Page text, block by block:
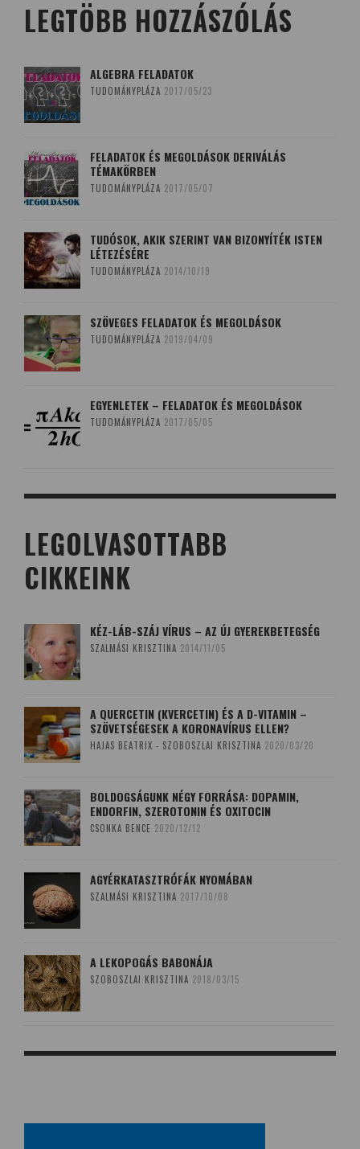
LEGTÖBB HOZZÁSZÓLÁS
ALGEBRA FELADATOK
TUDOMÁNYPLÁZA 2017/05/23
FELADATOK ÉS MEGOLDÁSOK DERIVÁLÁS
TÉMAKÖRBEN
TUDOMÁNYPLÁZA 2017/05/07
TUDÓSOK, AKIK SZERINT VAN BIZONYÍTÉK ISTEN
LÉTEZÉSÉRE
TUDOMÁNYPLÁZA 2014/10/19
SZÖVEGES FELADATOK ÉS MEGOLDÁSOK
TUDOMÁNYPLÁZA 2019/04/09
EGYENLETEK – FELADATOK ÉS MEGOLDÁSOK
TUDOMÁNYPLÁZA 2017/05/05
LEGOLVASOTTABB
CIKKEINK
KÉZ-LÁB-SZÁJ VÍRUS – AZ ÚJ GYEREKBETEGSÉG
SZALMÁSI KRISZTINA 2014/11/05
A QUERCETIN (KVERCETIN) ÉS A D-VITAMIN –
SZÖVETSÉGESEK A KORONAVÍRUS ELLEN?
HAJAS BEATRIX - SZOBOSZLAI KRISZTINA 2020/03/20
BOLDOGSÁGUNK NÉGY FORRÁSA: DOPAMIN,
ENDORFIN, SZEROTONIN ÉS OXITOCIN
CSONKA BENCE 2020/12/12
AGYÉRKATASZTRÓFÁK NYOMÁBAN
SZALMÁSI KRISZTINA 2017/10/08
A LEKOPOGÁS BABONÁJA
SZOBOSZLAI KRISZTINA 2018/03/15